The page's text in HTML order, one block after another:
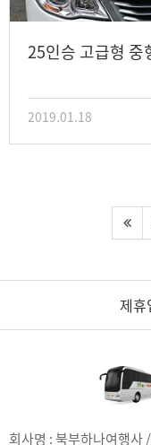
25인승 고급형 중
2019.01.18
제휴
회사명 : 북부하나여행사